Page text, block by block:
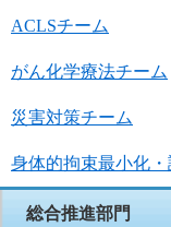
ACLSチーム
がん化学療法チーム
災害対策チーム
身体的拘束最小化
総合推進部門